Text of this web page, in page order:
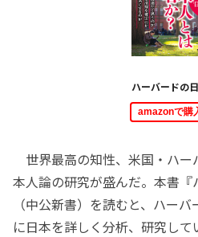
ハーバードの
amazonで購
世界最高の知性、米国・ハー
本人論の研究が盛んだ。本書『
（中公新書）を読むと、ハー
に日本を詳しく分析、研究して